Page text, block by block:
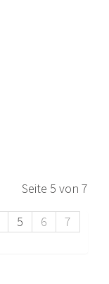
Seite 5 von 7
5 6
7